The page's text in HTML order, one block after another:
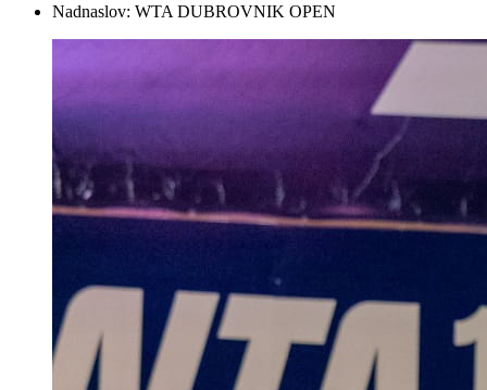
Nadnaslov: WTA DUBROVNIK OPEN